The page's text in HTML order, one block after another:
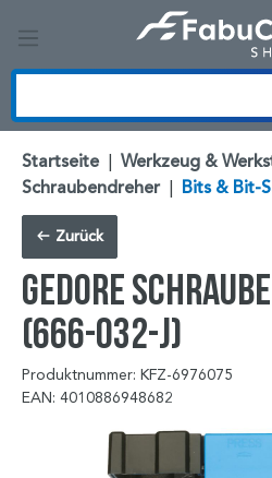
Startseite | Werkzeug &
Schraubendreher | Bits & Bit-
Zurück
GEDORE
(666-032-J)
Produktnummer: KFZ-6976075
EAN: 4010886948682